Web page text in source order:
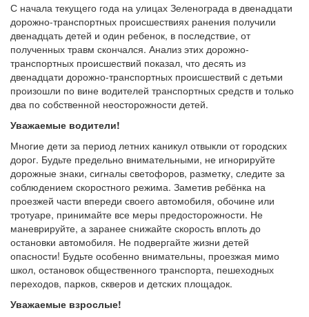
С начала текущего года на улицах Зеленограда в двенадцати
дорожно-транспортных происшествиях ранения получили
двенадцать детей и один ребенок, в последствие, от
полученных травм скончался. Анализ этих дорожно-
транспортных происшествий показал, что десять из
двенадцати дорожно-транспортных происшествий с детьми
произошли по вине водителей транспортных средств и только
два по собственной неосторожности детей.
Уважаемые водители!
Многие дети за период летних каникул отвыкли от городских
дорог. Будьте предельно внимательными, не игнорируйте
дорожные знаки, сигналы светофоров, разметку, следите за
соблюдением скоростного режима. Заметив ребёнка на
проезжей части впереди своего автомобиля, обочине или
тротуаре, принимайте все меры предосторожности. Не
маневрируйте, а заранее снижайте скорость вплоть до
остановки автомобиля. Не подвергайте жизни детей
опасности! Будьте особенно внимательны, проезжая мимо
школ, остановок общественного транспорта, пешеходных
переходов, парков, скверов и детских площадок.
Уважаемые взрослые!